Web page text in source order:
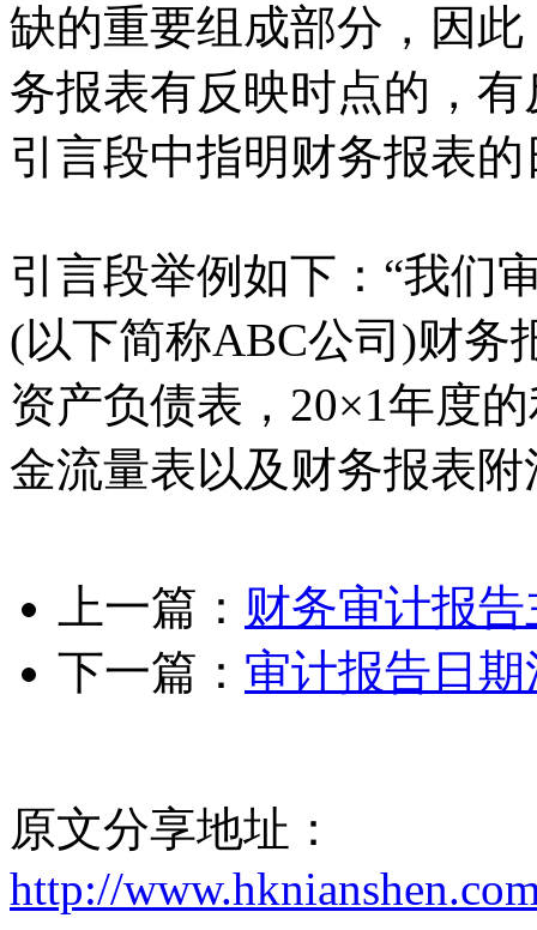
缺的重要组成部分，因
务报表有反映时点的，
引言段中指明财务报表
引言段举例如下：“我们
(以下简称ABC公司)财务
资产负债表，20×1年度
金流量表以及财务报表附
上一篇： 财务审计报
下一篇： 审计报告日
原文分享地址：
http://